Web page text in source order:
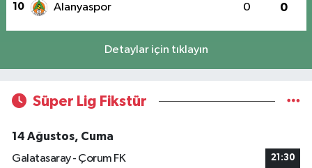
10 Alanyaspor 0 0
Detaylar için tıklayın
Süper Lig Fikstür
14 Ağustos, Cuma
Galatasaray - Çorum FK
21:30